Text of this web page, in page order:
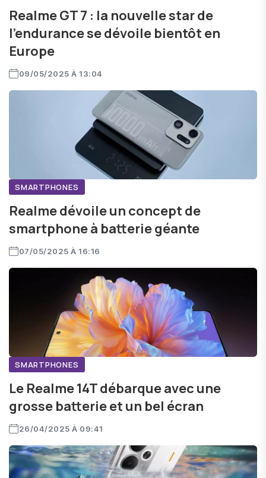
Realme GT 7 : la nouvelle star de
l’endurance se dévoile bientôt en
Europe
09/05/2025 À 13:04
SMARTPHONES
Realme dévoile un concept de
smartphone à batterie géante
07/05/2025 À 16:16
SMARTPHONES
Le Realme 14T débarque avec une
grosse batterie et un bel écran
26/04/2025 À 09:41